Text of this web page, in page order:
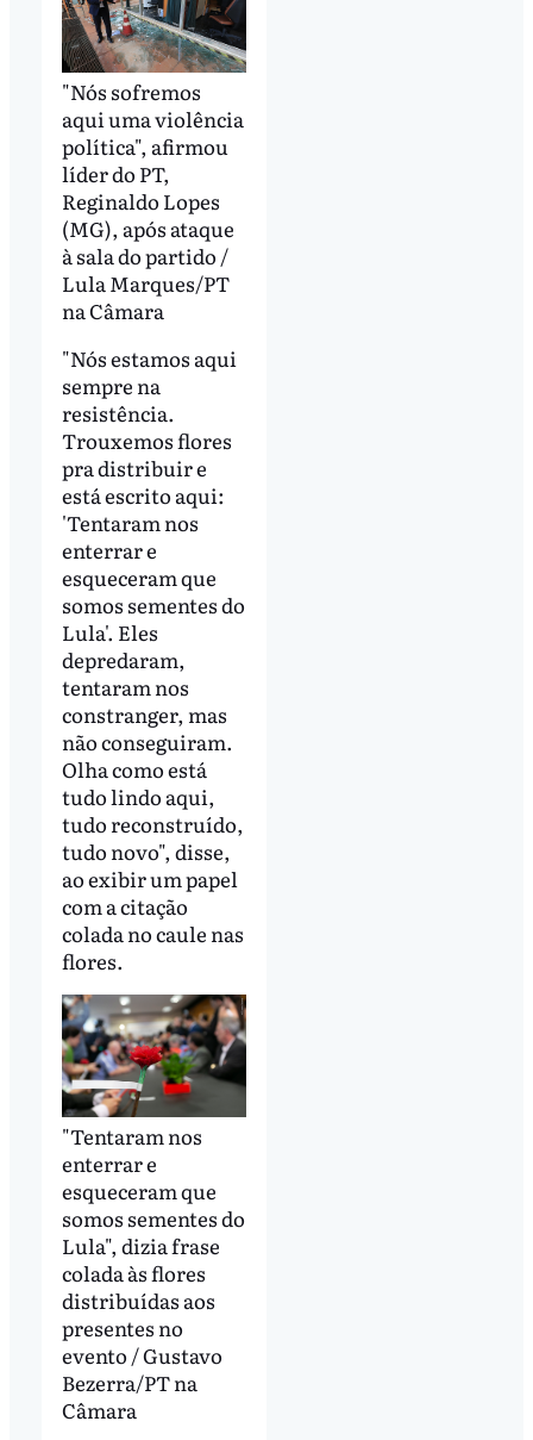
"Nós sofremos
aqui uma violência
política", afirmou
líder do PT,
Reginaldo Lopes
(MG), após ataque
à sala do partido /
Lula Marques/PT
na Câmara
"Nós estamos aqui
sempre na
resistência.
Trouxemos flores
pra distribuir e
está escrito aqui:
'Tentaram nos
enterrar e
esqueceram que
somos sementes do
Lula'. Eles
depredaram,
tentaram nos
constranger, mas
não conseguiram.
Olha como está
tudo lindo aqui,
tudo reconstruído,
tudo novo", disse,
ao exibir um papel
com a citação
colada no caule nas
flores.
"Tentaram nos
enterrar e
esqueceram que
somos sementes do
Lula", dizia frase
colada às flores
distribuídas aos
presentes no
evento / Gustavo
Bezerra/PT na
Câmara